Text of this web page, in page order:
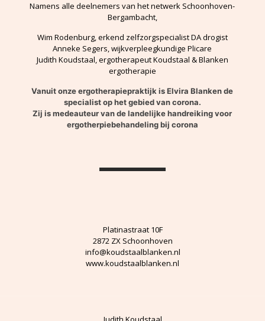
Namens alle deelnemers van het netwerk Schoonhoven-
Bergambacht,
Wim Rodenburg, erkend zelfzorgspecialist DA drogist
Anneke Segers, wijkverpleegkundige Plicare
Judith Koudstaal, ergotherapeut Koudstaal & Blanken
ergotherapie
Vanuit onze ergotherapiepraktijk is Elvira Blanken de
specialist op het gebied van corona.
Zij is medeauteur van de landelijke handreiking voor
ergotherpiebehandeling bij corona
Platinastraat 10F
2872 ZX Schoonhoven
info@koudstaalblanken.nl
www.koudstaalblanken.nl